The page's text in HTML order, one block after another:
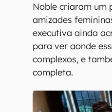
Noble criaram um
amizades
executiva ainda
para ver aonde
complexos, e
completa.